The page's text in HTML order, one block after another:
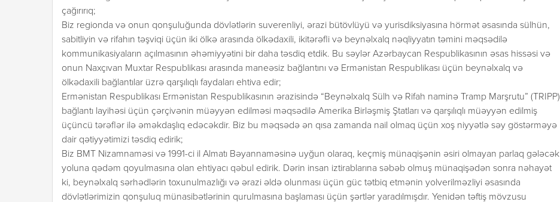
çağırırıq;
Biz regionda və onun qonşuluğunda dövlətlərin suverenliyi, ərazi bütövlüyü və yurisdiksiyasına hörmət əsasında sülhün,
sabitliyin və rifahın təşviqi üçün iki ölkə arasında ölkədaxili, ikitərəfli və beynəlxalq nəqliyyatın təmini məqsədilə
kommunikasiyaların açılmasının əhəmiyyətini bir daha təsdiq etdik. Bu səylər Azərbaycan Respublikasının əsas hissəsi və
onun Naxçıvan Muxtar Respublikası arasında maneəsiz bağlantını və Ermənistan Respublikası üçün beynəlxalq və
ölkədaxili bağlantılar üzrə qarşılıqlı faydaları ehtiva edir;
Ermənistan Respublikası Ermənistan Respublikasının ərazisində “Beynəlxalq Sülh və Rifah naminə Tramp Marşrutu” (TRIPP)
bağlantı layihəsi üçün çərçivənin müəyyən edilməsi məqsədilə Amerika Birləşmiş Ştatları və qarşılıqlı müəyyən edilmiş
üçüncü tərəflər ilə əməkdaşlıq edəcəkdir. Biz bu məqsədə ən qısa zamanda nail olmaq üçün xoş niyyətlə səy göstərməyə
dair qətiyyətimizi təsdiq edirik;
Biz BMT Nizamnaməsi və 1991-ci il Almatı Bəyannaməsinə uyğun olaraq, keçmiş münaqişənin əsiri olmayan parlaq gələcək
yoluna qədəm qoyulmasına olan ehtiyacı qəbul edirik. Dərin insan iztirablarına səbəb olmuş münaqişədən sonra nəhayət
ki, beynəlxalq sərhədlərin toxunulmazlığı və ərazi əldə olunması üçün güc tətbiq etmənin yolverilməzliyi əsasında
dövlətlərimizin qonşuluq münasibətlərinin qurulmasına başlaması üçün şərtlər yaradılmışdır. Yenidən təftiş mövzusu